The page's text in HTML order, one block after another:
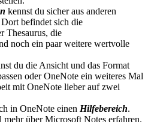
kennst du sicher aus anderen
befindet sich die
Thesaurus, die
noch ein paar weitere wertvolle
du die Ansicht und das Format
oder OneNote ein weiteres Mal
mit OneNote lieber auf zwei
in OneNote einen Hilfebereich.
über Microsoft Notes erfahren.